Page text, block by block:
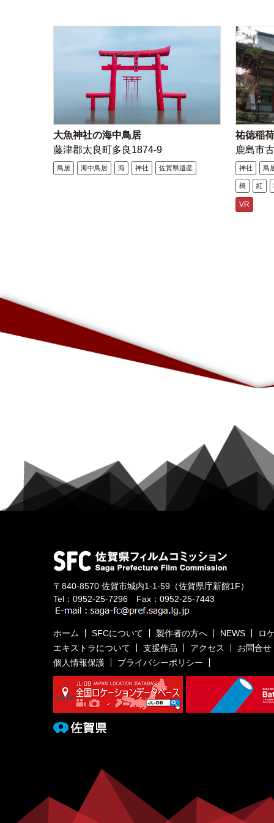
大魚神社の海中鳥居
藤津郡太良町多良1874-9
鳥居 海中鳥居 海 神社 佐賀県遺産
祐徳稲
鹿島市
神社 鳥
橋 紅
VR
〒840-8570 佐賀市城内1-1-59 （佐賀県庁新館1F）
Tel： 0952-25-7296 Fax：0952-25-7443
ホーム SFCについて 製作者の方へ NEWS
ロ
エキストラについて
支援作品 アクセス
お問合せ
個人情報保護
プライバシーポリシー